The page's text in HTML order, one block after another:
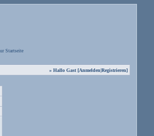
» Hallo Gast [Anmelden|Registrieren]